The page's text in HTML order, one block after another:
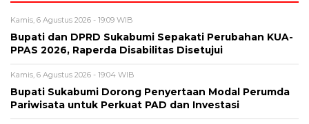
Kamis, 6 Agustus 2026 - 19:09 WIB
Bupati dan DPRD Sukabumi Sepakati Perubahan KUA-
PPAS 2026, Raperda Disabilitas Disetujui
Kamis, 6 Agustus 2026 - 19:04 WIB
Bupati Sukabumi Dorong Penyertaan Modal Perumda
Pariwisata untuk Perkuat PAD dan Investasi